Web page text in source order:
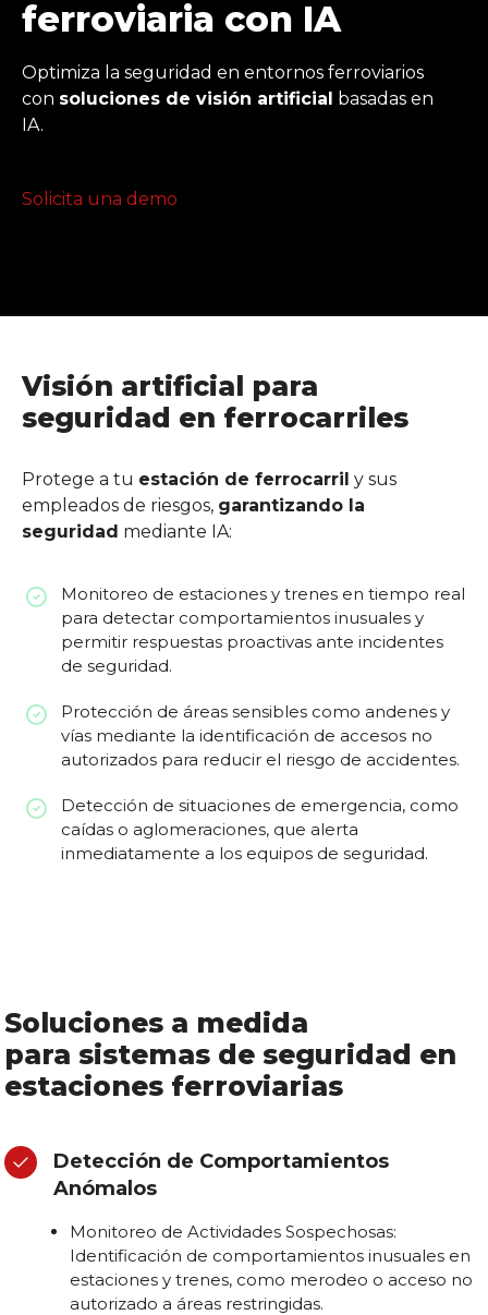
ferroviaria con IA
Optimiza la seguridad en entornos ferroviarios
con soluciones de visión artificial basadas en
IA.
Solicita una demo
Visión artificial para
seguridad en ferrocarriles
Protege a tu estación de ferrocarril y sus
empleados de riesgos, garantizando la
seguridad mediante IA:
Monitoreo de estaciones y trenes en tiempo real
para detectar comportamientos inusuales y
permitir respuestas proactivas ante incidentes
de seguridad.
Protección de áreas sensibles como andenes y
vías mediante la identificación de accesos no
autorizados para reducir el riesgo de accidentes.
Detección de situaciones de emergencia, como
caídas o aglomeraciones, que alerta
inmediatamente a los equipos de seguridad.
Soluciones a medida
para sistemas de seguridad en
estaciones ferroviarias
Detección de Comportamientos
Anómalos
Monitoreo de Actividades Sospechosas:
Identificación de comportamientos inusuales en
estaciones y trenes, como merodeo o acceso no
autorizado a áreas restringidas.